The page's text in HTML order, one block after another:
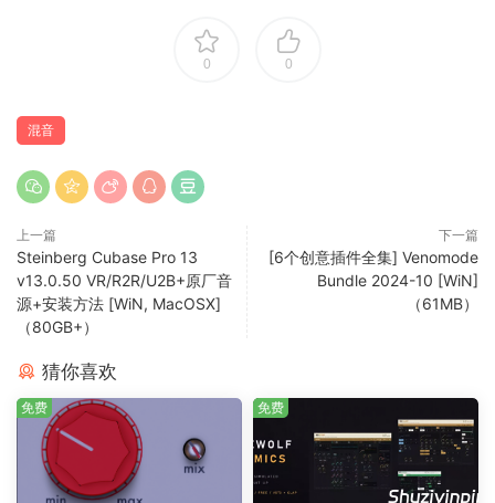
来，还可减少或消除背景和环境录音中不需要的声音。用作插
入效果或 DOP，它可用于快速隔离需要的声音并消除不需要的
插件
对话编辑、处理和创意语音设计本身就是一门艺术，需要大量
的专业知识和经验才能掌握。新的 VocalChain 插件包括用于语
音处理不同步骤的专用模块，有助于提供出色的效果。
VocalChain 拥有专门用于后期制作的各种预设，使语音设计比
以往更快、更高效。
检测静音扩展
使用更新的检测静音面板，可以更轻松地清理对话，同时保留
背景噪音以用于不同的音轨。现在可以自动分割对话内容，而
不是只剥离静音部分，然后可以为静音和非静音区域创建事
件。然后可以根据项目需要单独编辑对话和静音事件。
As the most advanced audio post-production solution
0 0
混音
上一篇
Steinberg Cubase Pro 13
v13.0.50 VR/R2R/U2B+原厂音
源+安装方法 [WiN, MacOSX]
（80GB+）
下一篇
[6个创意插件全集] Venomode
Bundle 2024-10 [WiN]
（61MB）
猜你喜欢
免费 免费